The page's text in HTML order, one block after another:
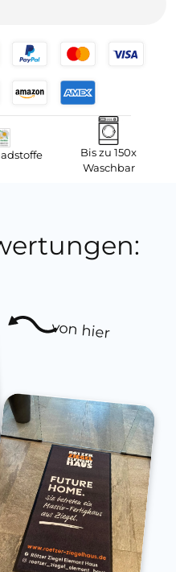
Bis zu 150x
Waschbar
von hier